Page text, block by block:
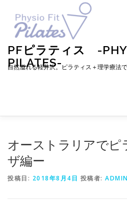
PFピラティス -
PILATES-
自然溢れる軽井沢。ピラティス＋理学療法
オーストラリアで
ザ編ー
投稿日: 2018年8月4日 投稿者: ADMIN